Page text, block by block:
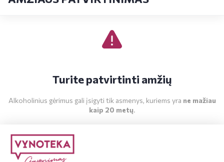
Turite patvirtinti amžių
Alkoholinius gėrimus gali įsigyti tik asmenys, kuriems yra ne mažiau
kaip 20 metų.